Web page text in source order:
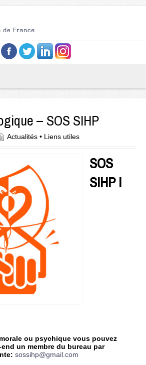
– SOS SIHP
Actualités • Liens utiles
SOS
SIHP !
ou psychique vous pouvez
un membre du bureau par
sossihp@gmail.com